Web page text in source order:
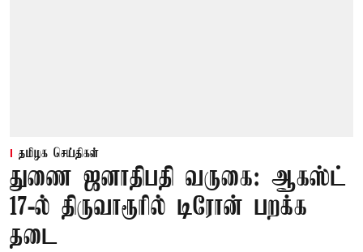
தமிழக செய்திகள்
துணை ஜனாதிபதி வருகை: ஆகஸ்ட்
17-ல் திருவாரூரில் டிரோன் பறக்க
தடை